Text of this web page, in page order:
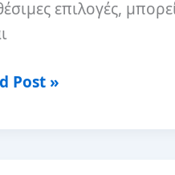
επιλογές,
Post »